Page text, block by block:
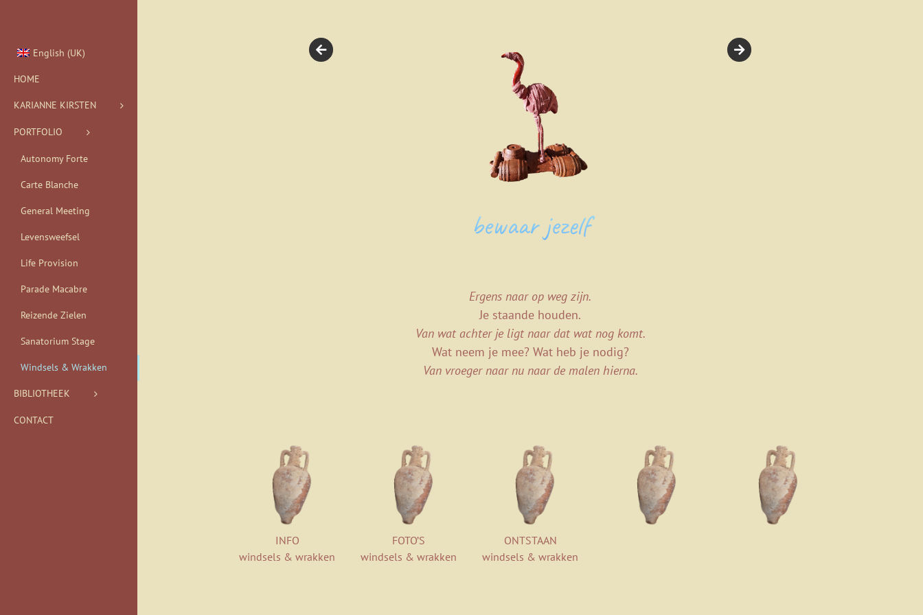
English (UK)
HOME
KARIANNE KIRSTEN
PORTFOLIO
Autonomy Forte
Carte Blanche
General Meeting
Levensweefsel
Life Provision
Parade Macabre
Reizende Zielen
Sanatorium Stage
Windsels & Wrakken
BIBLIOTHEEK
CONTACT
bewaar jezelf
Ergens naar op weg zijn.
Je staande houden.
Van wat achter je ligt naar dat wat nog komt.
Wat neem je mee? Wat heb je nodig?
Van vroeger naar nu naar de malen hierna.
INFO
windsels & wrakken
FOTO’S
windsels & wrakken
ONTSTAAN
windsels & wrakken